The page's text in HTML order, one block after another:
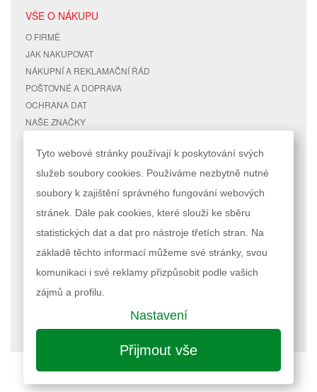
VŠE O NÁKUPU
O FIRMĚ
JAK NAKUPOVAT
NÁKUPNÍ A REKLAMAČNÍ ŘÁD
POŠTOVNÉ A DOPRAVA
OCHRANA DAT
NAŠE ZNAČKY
RYCHLÉ ODKAZY
MAPA STRÁNEK
VYHLEDÁVANÉ TERMÍNY
POKROČILÉ VYHLEDÁVÁNÍ
ÚČET
MŮJ ÚČET
STAV OBJEDNÁVKY
Podle zákona o evidenci tržeb je prodávající povinen vystavit kupujícímu
účtenku. Zároveň je povinen zaevidovat přijatou tržbu u správce daně
Nastavení cookies| © 2023 RAPPA.cz
Tyto webové stránky používají k poskytování svých
služeb soubory cookies. Používáme nezbytně nutné
soubory k zajištění správného fungování webových
stránek. Dále pak cookies, které slouží ke sběru
statistických dat a dat pro nástroje třetích stran. Na
základě těchto informací můžeme své stránky, svou
komunikaci i své reklamy přizpůsobit podle vašich
zájmů a profilu.
Nastavení
Přijmout vše